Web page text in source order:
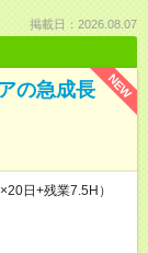
掲載日：2026.08.07
NEW
の急成長
日+残業7.5H）